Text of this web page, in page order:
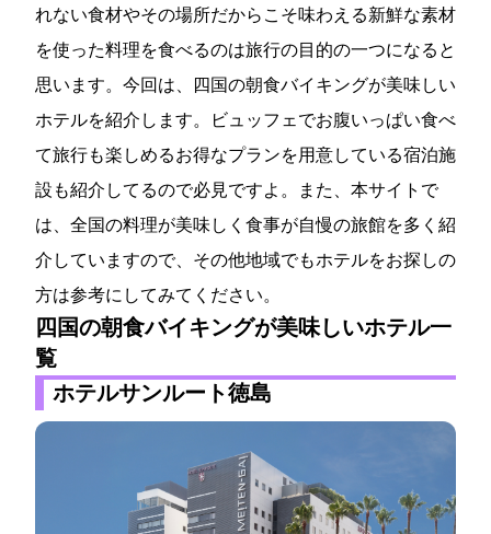
れない食材やその場所だからこそ味わえる新鮮な素材
を使った料理を食べるのは旅行の目的の一つになると
思います。今回は、四国の朝食バイキングが美味しい
ホテルを紹介します。ビュッフェでお腹いっぱい食べ
て旅行も楽しめるお得なプランを用意している宿泊施
設も紹介してるので必見ですよ。また、本サイトで
は、全国の料理が美味しく食事が自慢の旅館を多く紹
介していますので、その他地域でもホテルをお探しの
方は参考にしてみてください。
四国の朝食バイキングが美味しいホテル一
覧
ホテルサンルート徳島